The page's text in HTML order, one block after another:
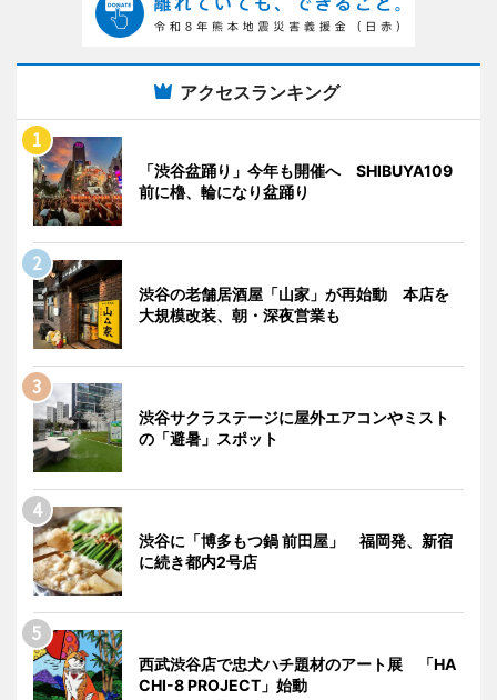
アクセスランキング
「渋谷盆踊り」今年も開催へ SHIBUYA109
前に櫓、輪になり盆踊り
渋谷の老舗居酒屋「山家」が再始動 本店を
大規模改装、朝・深夜営業も
渋谷サクラステージに屋外エアコンやミスト
の「避暑」スポット
渋谷に「博多もつ鍋 前田屋」 福岡発、新宿
に続き都内2号店
西武渋谷店で忠犬ハチ題材のアート展 「HA
CHI-8 PROJECT」始動